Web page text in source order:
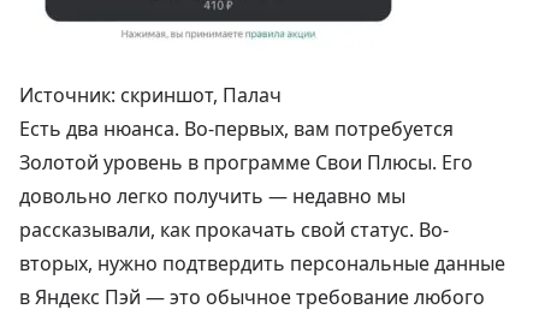
Источник: скриншот, Палач
Есть два нюанса. Во-первых, вам потребуется
Золотой уровень в программе Свои Плюсы. Его
довольно легко получить — недавно мы
рассказывали, как прокачать свой статус. Во-
вторых, нужно подтвердить персональные данные
в Яндекс Пэй — это обычное требование любого